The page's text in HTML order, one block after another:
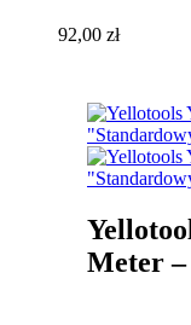
92,00 zł
Meter –